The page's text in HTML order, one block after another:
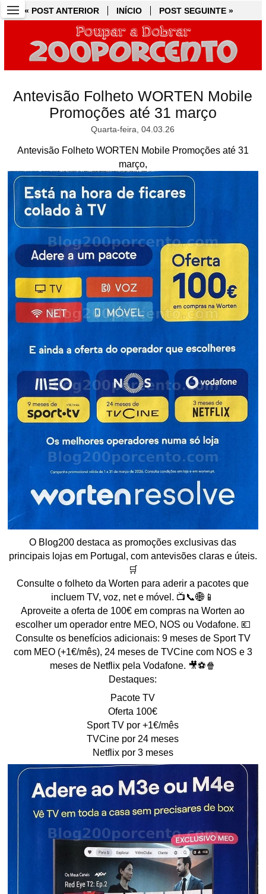
« POST ANTERIOR INÍCIO POST SEGUINTE »
Antevisão Folheto WORTEN Mobile
Promoções até 31 março
Quarta-feira, 04.03.26
Antevisão Folheto WORTEN Mobile Promoções até 31
março,
O Blog200 destaca as promoções exclusivas das
principais lojas em Portugal, com antevisões claras e úteis.
🛒
Consulte o folheto da Worten para aderir a pacotes que
incluem TV, voz, net e móvel. 📺📞🌐📱
Aproveite a oferta de 100€ em compras na Worten ao
escolher um operador entre MEO, NOS ou Vodafone. 💶
Consulte os benefícios adicionais: 9 meses de Sport TV
com MEO (+1€/mês), 24 meses de TVCine com NOS e 3
meses de Netflix pela Vodafone. 🎥⚽🍿
Destaques:
Pacote TV
Oferta 100€
Sport TV por +1€/mês
TVCine por 24 meses
Netflix por 3 meses
« POST ANTERIOR INÍCIO POST SEGUINTE »